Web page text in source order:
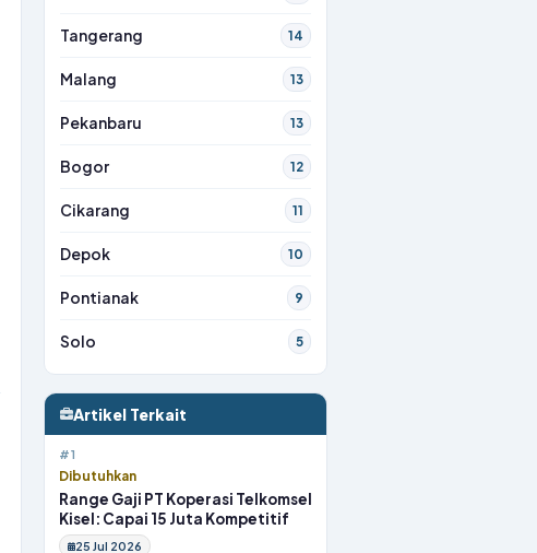
Tangerang 14
Malang 13
Pekanbaru 13
Bogor 12
Cikarang 11
Depok 10
Pontianak 9
Solo 5
Artikel Terkait
#1
Dibutuhkan
Range Gaji PT Koperasi Telkomsel
Kisel: Capai 15 Juta Kompetitif
25 Jul 2026